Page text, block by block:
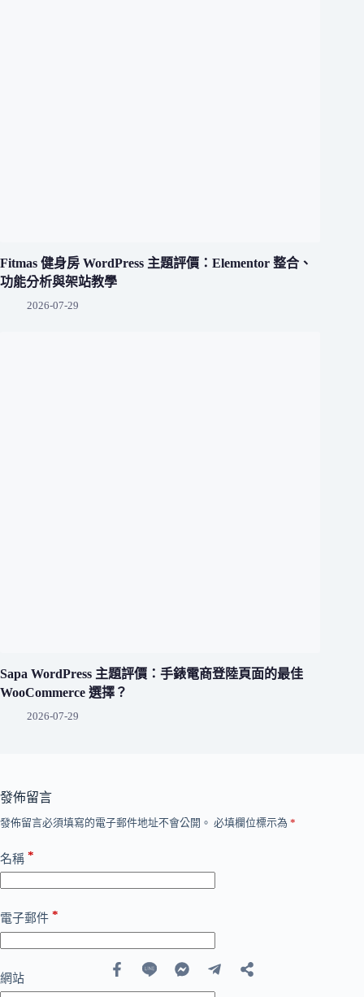
Fitmas 健身房 WordPress 主題評價：Elementor 整合、
功能分析與架站教學
2026-07-29
Sapa WordPress 主題評價：手錶電商登陸頁面的最佳
WooCommerce 選擇？
2026-07-29
發佈留言
發佈留言必須填寫的電子郵件地址不會公開。 必填欄位標示為 *
名稱 *
電子郵件 *
網站